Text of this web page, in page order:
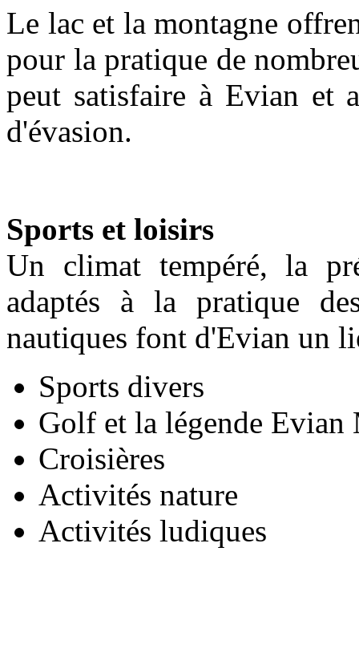
Le lac et la montagne
pour la pratique de
peut satisfaire à Evian et
d'évasion.
Sports et loisirs
Un climat tempéré, la
adaptés à la pratique
nautiques font d'Evian un
Sports divers
Golf et la légende Evian
Croisières
Activités nature
Activités ludiques